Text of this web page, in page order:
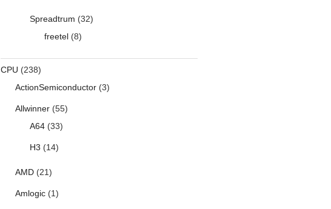
Spreadtrum (32)
freetel(8)
CPU (238)
ActionSemiconductor(3)
Allwinner(55)
A64(33)
H3 (14)
AMD(21)
Amlogic(1)